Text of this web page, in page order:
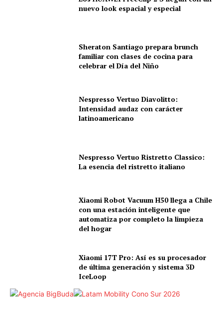
nuevo look espacial y especial
Sheraton Santiago prepara brunch
familiar con clases de cocina para
celebrar el Día del Niño
Nespresso Vertuo Diavolitto:
Intensidad audaz con carácter
latinoamericano
Nespresso Vertuo Ristretto Classico:
La esencia del ristretto italiano
Xiaomi Robot Vacuum H50 llega a Chile
con una estación inteligente que
automatiza por completo la limpieza
del hogar
Xiaomi 17T Pro: Así es su procesador
de última generación y sistema 3D
IceLoop